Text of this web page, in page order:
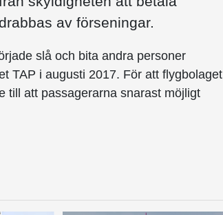
av förseningar.
slå och bita andra personer
TAP i augusti 2017. För att flygbolaget
till att passagerarna snarast möjligt